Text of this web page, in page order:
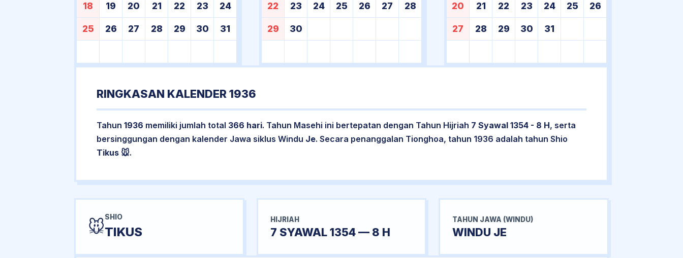
18 19 20 21 22 23 24
25 26 27 28 29 30 31
22 23 24 25 26 27 28
29 30
20 21 22 23 24 25 26
27 28 29 30 31
RINGKASAN KALENDER 1936
Tahun 1936 memiliki jumlah total 366 hari. Tahun Masehi ini bertepatan dengan Tahun Hijriah 7 Syawal 1354 - 8 H, serta
bersinggungan dengan kalender Jawa siklus Windu Je. Secara penanggalan Tionghoa, tahun 1936 adalah tahun Shio
Tikus 🐭.
🐭SHIO
TIKUS
HIJRIAH
7 SYAWAL 1354 — 8 H
TAHUN JAWA (WINDU)
WINDU JE